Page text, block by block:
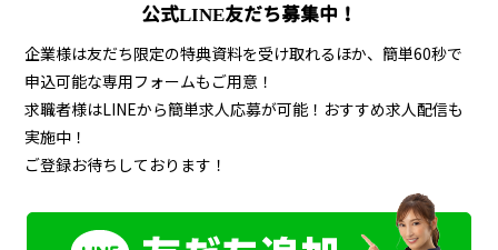
公式LINE友だち募集中！
企業様は友だち限定の特典資料を受け取れるほか、簡単60秒で
申込可能な専用フォームもご用意！
求職者様はLINEから簡単求人応募が可能！おすすめ求人配信も
実施中！
ご登録お待ちしております！